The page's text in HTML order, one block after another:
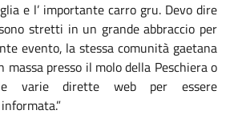
e l’ importante carro gru. Devo dire
stretti in un grande abbraccio per
evento, la stessa comunità gaetana
massa presso il molo della Peschiera o
varie dirette web per essere